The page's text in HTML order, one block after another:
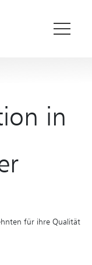
in
für ihre Qualität